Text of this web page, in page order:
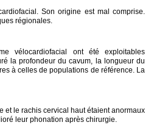
Son origine est mal comprise.
régionales.
vélocardiofacial ont été exploitables
la profondeur du cavum, la longueur du
à celles de populations de référence. La
et le rachis cervical haut étaient anormaux
leur phonation après chirurgie.